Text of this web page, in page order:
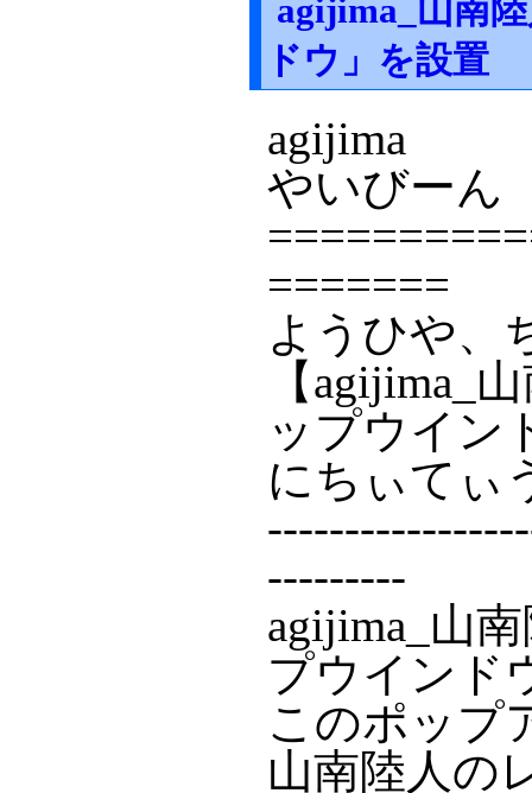
agijima_山南
ドウ」を設置
agijima
やいびーん
=======
ようひや、
【agijima_
ップウイン
にちぃてぃ
---------
agijima_山
プウインド
このポップ
山南陸人の